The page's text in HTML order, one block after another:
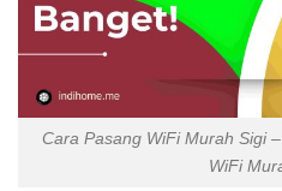
Cara Pasang WiFi Murah Sigi
WiFi